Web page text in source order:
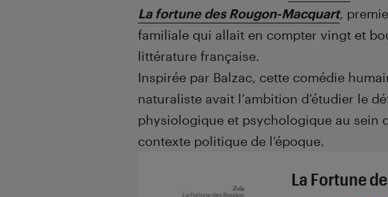
La fortune des Rougon-Macquart,
familiale qui allait en compter vingt et
littérature française.
Inspirée par Balzac, cette comédie
naturaliste avait l’ambition d’étudier le
physiologique et psychologique au sein
contexte politique de l’époque.
La Fortune